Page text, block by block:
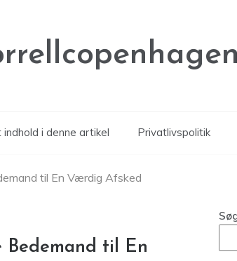
i denne artikel Privatlivspolitik
til En Værdig Afsked
Bedemand til En